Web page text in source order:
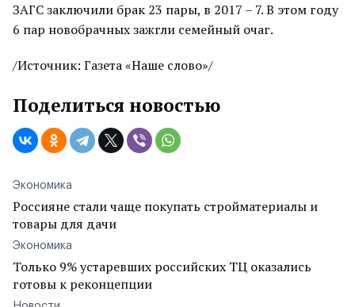
ЗАГС заключили брак 23 пары, в 2017 – 7. В этом году
6 пар новобрачных зажгли семейный очаг.
/Источник: Газета «Наше слово»/
Поделиться новостью
Экономика
Россияне стали чаще покупать стройматериалы и
товары для дачи
Экономика
Только 9% устаревших российских ТЦ оказались
готовы к реконцепции